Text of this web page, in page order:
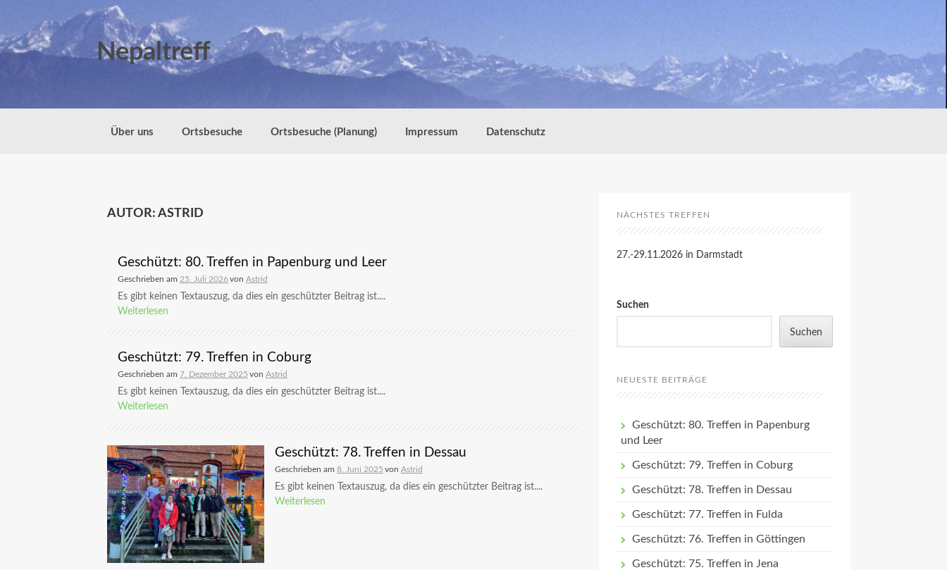
springen
Nepaltreff
Über uns Ortsbesuche Ortsbesuche (Planung) Impressum Datenschutz
AUTOR: ASTRID
Geschützt: 80. Treffen in Papenburg und Leer
Geschrieben am 25. Juli 2026von Astrid
Es gibt keinen Textauszug, da dies ein geschützter Beitrag ist....
Weiterlesen
Geschützt: 79. Treffen in Coburg
Geschrieben am 7. Dezember 2025 von Astrid
Es gibt keinen Textauszug, da dies ein geschützter Beitrag ist....
Weiterlesen
Geschützt: 78. Treffen in Dessau
Geschrieben am 8. Juni 2025 von Astrid
Es gibt keinen Textauszug, da dies ein geschützter Beitrag ist....
Weiterlesen
NÄCHSTES TREFFEN
27.-29.11.2026 in Darmstadt
Suchen
Suchen
NEUESTE BEITRÄGE
Geschützt: 80. Treffen in Papenburg
und Leer
Geschützt: 79. Treffen in Coburg
Geschützt: 78. Treffen in Dessau
Geschützt: 77. Treffen in Fulda
Geschützt: 76. Treffen in Göttingen
Geschützt: 75. Treffen in Jena